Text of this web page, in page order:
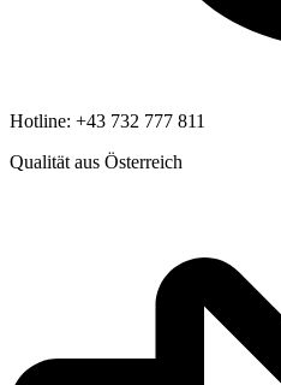
Hotline: +43 732 777 811
Qualität aus Österreich